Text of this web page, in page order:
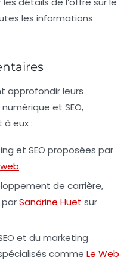
les informations
approfondir leurs
et SEO,
à eux :
et SEO proposées par
.
de carrière,
Sandrine Huet sur
et du marketing
comme Le Web